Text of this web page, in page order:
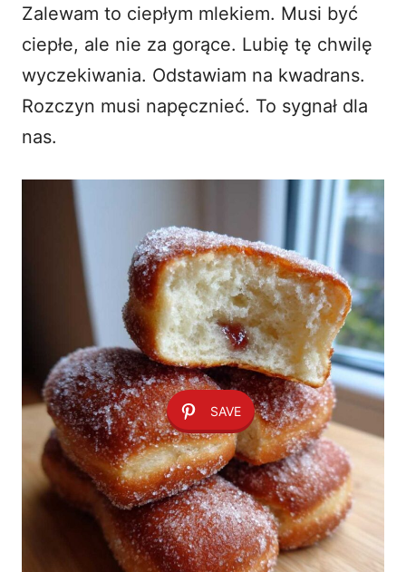
Zalewam to ciepłym mlekiem. Musi być
ciepłe, ale nie za gorące. Lubię tę chwilę
wyczekiwania. Odstawiam na kwadrans.
Rozczyn musi napęcznieć. To sygnał dla
nas.
SAVE